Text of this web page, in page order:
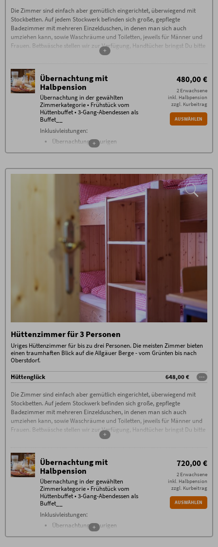
Die Zimmer sind einfach aber gemütlich eingerichtet, überwiegend mit
Stockbetten. Auf jedem Stockwerk befinden sich große, gepflegte
Badezimmer mit mehreren Einzelduschen, in denen man sich auch
umziehen kann, sowie Waschräume und Toiletten, jeweils für Männer und
Frauen. Bettwäsche stellen wir zur Verfügung, Handtücher bringst Du bitte
selbst mit. Bitte beachte, dass auf allen Zimmer und im gesamten
ausgewiesenen Raucherbereich.)
+
Übernachtung mit
Halbpension
Übernachtung in der gewählten
Zimmerkategorie • Frühstück vom
Hüttenbuffet • 3-Gang-Abendessen als
Buffet__
Inklusivleistungen:
Übernachtung im urigen
Abendessen, Drei-Gang-Menü in
Buffetform
gratis WLAN
Zusätzliche Bedingungen
100% Bezahlung im Voraus. 70% Storno-Gebühren
außer bei Weitervermietung. 100% Storno-Gebühren
am Tag der Anreise oder bei Nicht-Anreise.
Es ist keine Umbuchung / Verschiebung möglich.
(ausschließlich an info@hoernerhaus.de)
Wir empfehlen den Abschluss einer
Reiserücktrittskostenversicherung!
Zusätzliche Bedingungen
100% Bezahlung im Voraus. 70% Storno-Gebühren
außer bei Weitervermietung. 100% Storno-Gebühren
am Tag der Anreise oder bei Nicht-Anreise.
Es ist keine Umbuchung / Verschiebung möglich.
Stornierungen müssen schriftlich per E-Mail erfolgen
(ausschließlich an info@hoernerhaus.de)
Wir empfehlen den Abschluss einer
Reiserücktrittskostenversicherung!
+
480,00 €
2 Erwachsene
inkl. Halbpension
zzgl. Kurbeitrag
AUSWÄHLEN
Hüttenzimmer für 3 Personen
Uriges Hüttenzimmer für bis zu drei Personen. Die meisten Zimmer bieten
einen traumhaften Blick auf die Allgäuer Berge - vom Grünten bis nach
Oberstdorf.
Hüttenglück
648,00 € ···
Die Zimmer sind einfach aber gemütlich eingerichtet, überwiegend mit
Stockbetten. Auf jedem Stockwerk befinden sich große, gepflegte
Badezimmer mit mehreren Einzelduschen, in denen man sich auch
umziehen kann, sowie Waschräume und Toiletten, jeweils für Männer und
Frauen. Bettwäsche stellen wir zur Verfügung, Handtücher bringst Du bitte
selbst mit. Bitte beachte, dass auf allen Zimmer und im gesamten
ausgewiesenen Raucherbereich.)
+
Übernachtung mit
Halbpension
Übernachtung in der gewählten
Zimmerkategorie • Frühstück vom
Hüttenbuffet • 3-Gang-Abendessen als
Buffet__
Inklusivleistungen:
Übernachtung im urigen
+
720,00 €
2 Erwachsene
inkl. Halbpension
zzgl. Kurbeitrag
AUSWÄHLEN